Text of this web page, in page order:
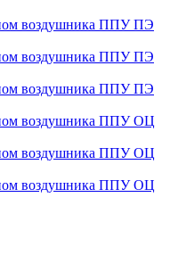
воздушника ППУ ПЭ
воздушника ППУ ПЭ
воздушника ППУ ПЭ
воздушника ППУ ОЦ
воздушника ППУ ОЦ
воздушника ППУ ОЦ